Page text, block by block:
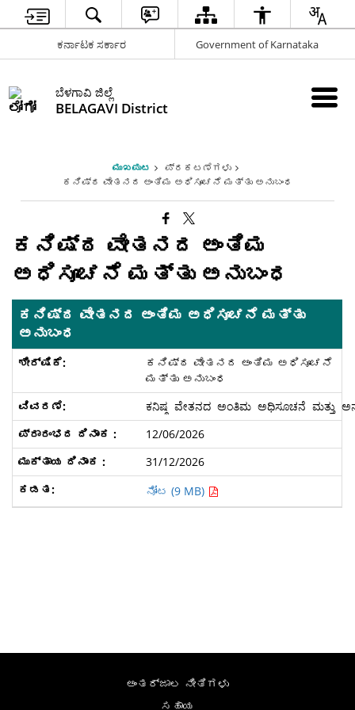
ಕರ್ನಾಟಕ ಸರ್ಕಾರ Government of Karnataka
ಬೆಳಗಾವಿ ಜಿಲ್ಲೆ
BELAGAVI District
ಮುಖಪುಟ
ಪ್ರಕಟಣೆಗಳು
ಕನಿಷ್ಠ ವೇತನದ ಅಂತಿಮ ಅಧಿಸೂಚನೆ ಮತ್ತು ಅನುಬಂಧ
ಕನಿಷ್ಠ ವೇತನದ ಅಂತಿಮ
ಅಧಿಸೂಚನೆ ಮತ್ತು ಅನುಬಂಧ
ಕನಿಷ್ಠ ವೇತನದ ಅಂತಿಮ ಅಧಿಸೂಚನೆ ಮತ್ತು
ಅನುಬಂಧ
ಕನಿಷ್ಠ ವೇತನದ ಅಂತಿಮ ಅಧಿಸೂಚನೆ
ಮತ್ತು ಅನುಬಂಧ
ಕನಿಷ್ಠ ವೇತನದ ಅಂತಿಮ ಅಧಿಸೂಚನೆ ಮತ್ತು
12/06/2026
31/12/2026
ನೋಟ (9 MB)
ಅಂತರ್ಜಾಲ ನೀತಿಗಳು
ಸಹಾಯ